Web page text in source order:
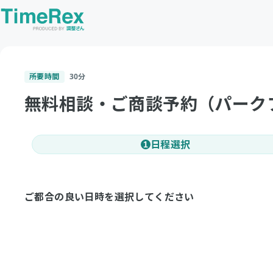
所要時間 30分
無料相談・ご商談予約（パー
1 日程選択
ご都合の良い日時を選択してください